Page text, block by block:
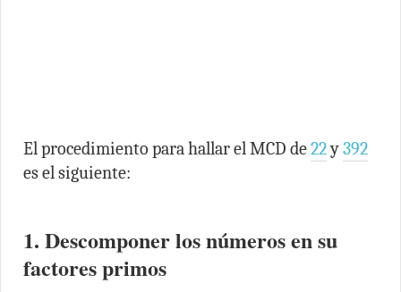
El procedimiento para hallar el MCD de22y392
es el siguiente:
1. Descomponer los números en su
factores primos